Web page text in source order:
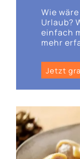
Wie
Urlaub?
einfach
mehr
Jetzt